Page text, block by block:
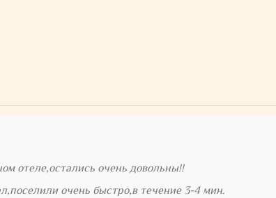
отеле,остались очень довольны!!
очень быстро,в течение 3-4 мин.